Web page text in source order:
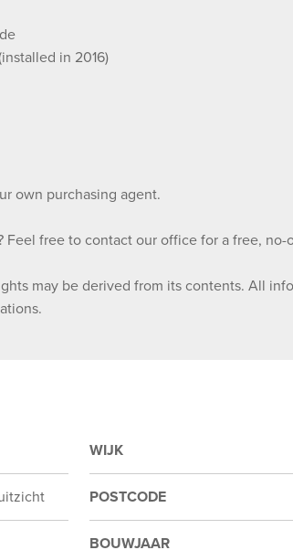
in 2016)
own purchasing agent.
free to contact our office for a free,
may be derived from its contents. All
WIJK
POSTCODE
BOUWJAAR